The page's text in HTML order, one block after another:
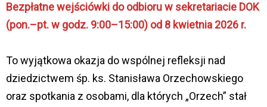
Bezpłatne wejściówki do odbioru w sekretariacie DOK
(pon.–pt. w godz. 9:00–15:00) od 8 kwietnia 2026 r.
To wyjątkowa okazja do wspólnej refleksji nad
dziedzictwem śp. ks. Stanisława Orzechowskiego
oraz spotkania z osobami, dla których „Orzech” stał